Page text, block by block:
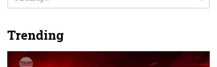
Trending